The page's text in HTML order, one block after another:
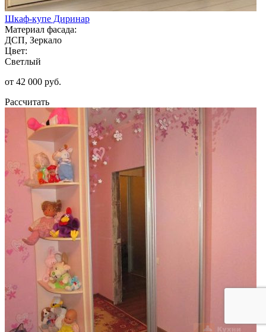
Шкаф-купе Диринар
Материал фасада:
ДСП, Зеркало
Цвет:
Светлый
от 42 000 руб.
Рассчитать